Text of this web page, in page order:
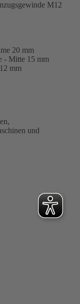
M12
20 mm
- Mitte 15 mm
mm
und